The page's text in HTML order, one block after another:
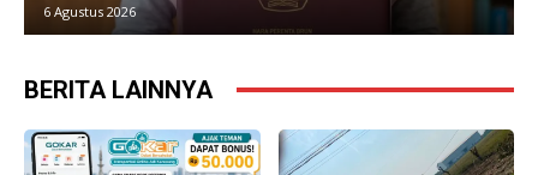
6 Agustus 2026
BERITA LAINNYA